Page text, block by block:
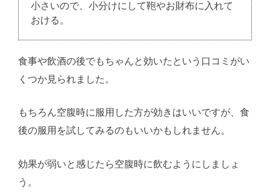
小さいので、小分けにして鞄やお財布に入れて
おける。
食事や飲酒の後でもちゃんと効いたという口コミがい
くつか見られました。
もちろん空腹時に服用した方が効きはいいですが、食
後の服用を試してみるのもいいかもしれません。
効果が弱いと感じたら空腹時に飲むようにしましょ
う。